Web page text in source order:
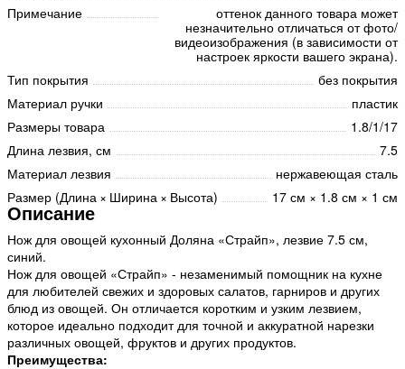
Примечание
оттенок данного товара может
незначительно отличаться от фото/
видеоизображения (в зависимости от
настроек яркости вашего экрана).
Тип покрытия
без покрытия
Материал ручки
пластик
Размеры товара
1.8/1/17
Длина лезвия, см
7.5
Материал лезвия
нержавеющая сталь
Размер (Длина × Ширина × Высота)
17 см × 1.8 см × 1 см
Описание
Нож для овощей кухонный Доляна «Страйп», лезвие 7.5 см,
синий.
Нож для овощей «Страйп» - незаменимый помощник на кухне
для любителей свежих и здоровых салатов, гарниров и других
блюд из овощей. Он отличается коротким и узким лезвием,
которое идеально подходит для точной и аккуратной нарезки
различных овощей, фруктов и других продуктов.
Преимущества: